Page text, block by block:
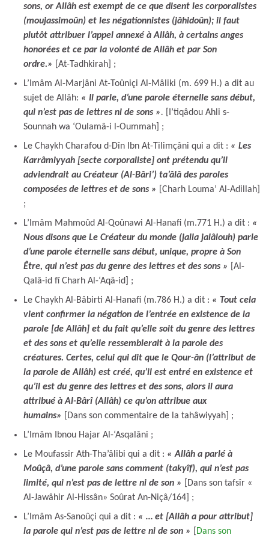
sons, or Allâh est exempt de ce que disent les corporalistes
(moujassimoûn) et les négationnistes (jâhidoûn); il faut
plutôt attribuer l’appel annexé à Allâh, à certains anges
honorées et ce par la volonté de Allâh et par Son
ordre.»
[At-Tadhkirah] ;
L’Imâm Al-Marjâni At-Toûniçi Al-Mâliki (m. 699 H.) a dit au
sujet de Allâh: « Il parle, d’une parole éternelle sans début,
qui n’est pas de lettres ni de sons ». [I’tiqâdou Ahli s-
Sounnah wa ‘Oulamâ-i l-Oummah] ;
Le Chaykh Charafou d-Dîn Ibn At-Tilimçâni qui a dit : « Les
Karrâmiyyah [secte corporaliste] ont prétendu qu’il
adviendrait au Créateur (Al-Bâri’) ta’âlâ des paroles
composées de lettres et de sons »
[Charh Louma’ Al-Adillah]
;
L’Imâm Mahmoûd Al-Qoûnawi Al-Hanafi (m.771 H.) a dit : «
Nous disons que Le Créateur du monde (jalla jalâlouh) parle
d’une parole éternelle sans début, unique, propre à Son
Être, qui n’est pas du genre des lettres et des sons »
[Al-
Qalâ-id fî Charh Al-‘Aqâ-id] ;
Le Chaykh Al-Bâbirti Al-Hanafi (m.786 H.) a dit : « Tout cela
vient confirmer la négation de l’entrée en existence de la
parole [de Allâh] et du fait qu’elle soit du genre des lettres
et des sons et qu’elle ressemblerait à la parole des
créatures. Certes, celui qui dit que le Qour-ân (l’attribut de
la parole de Allâh) est créé, qu’il est entré en existence et
qu’il est du genre des lettres et des sons, alors il aura
attribué à Al-Bârî (Allâh) ce qu’on attribue aux
humains»
[Dans son commentaire de la tahâwiyyah] ;
L’Imâm Ibnou Hajar Al-‘Asqalâni ;
Le Moufassir Ath-Tha’âlibi qui a dit : « Allâh a parlé à
Moûçâ, d’une parole sans comment (takyîf), qui n’est pas
limité, qui n’est pas de lettre ni de son »
[Dans son tafsîr «
Al-Jawâhir Al-Hissân» Soûrat An-Niçâ/164] ;
L’Imâm As-Sanoûçi qui a dit : « … et [Allâh a pour attribut]
la parole qui n’est pas de lettre ni de son »
Dans son